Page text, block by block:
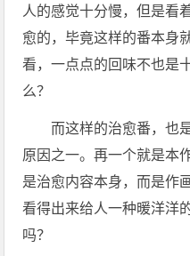
人的感觉十分慢，但是看
愈的，毕竟这样的番本身
看，一点点​的​回味不也是
么？
而这样的治愈番，也
原因之一。再一个就是本
是治愈内容本身，而是作
看得出来给人一种暖洋洋
吗？